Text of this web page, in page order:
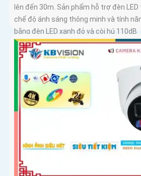
lên đến 30m. Sản phẩm hỗ trợ đèn
chế độ ánh sáng thông minh và tính
bằng đèn LED xanh đỏ và còi hú 110dB